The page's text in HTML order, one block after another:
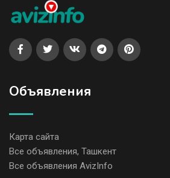
Объявления
Карта сайта
Все объявления, Ташкент
Все объявления AvizInfo